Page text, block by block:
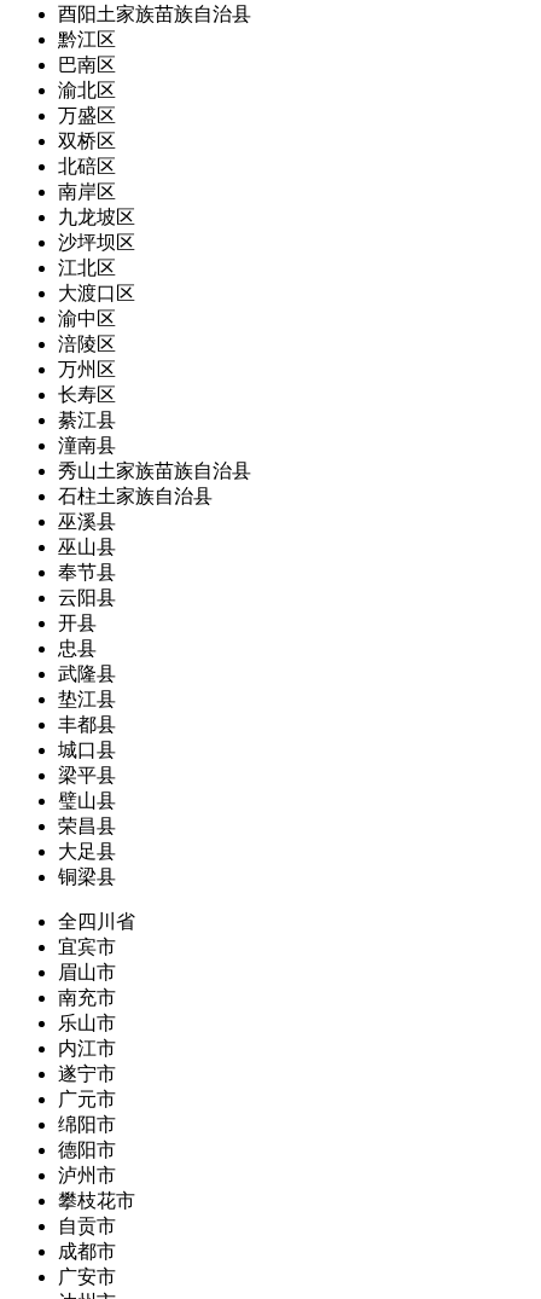
酉阳土家族苗族自治县
黔江区
巴南区
渝北区
万盛区
双桥区
北碚区
南岸区
九龙坡区
沙坪坝区
江北区
大渡口区
渝中区
涪陵区
万州区
长寿区
綦江县
潼南县
秀山土家族苗族自治县
石柱土家族自治县
巫溪县
巫山县
奉节县
云阳县
开县
忠县
武隆县
垫江县
丰都县
城口县
梁平县
璧山县
荣昌县
大足县
铜梁县
全四川省
宜宾市
眉山市
南充市
乐山市
内江市
遂宁市
广元市
绵阳市
德阳市
泸州市
攀枝花市
自贡市
成都市
广安市